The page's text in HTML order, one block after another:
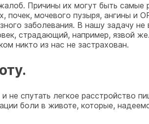
Причины их могут быть самые
почек, мочевого пузыря, ангины и
заболевания. В нашу задачу
страдающий, например, язвой
никто из нас не застрахован.
не спутать легкое расстройство
боли в животе, которые,